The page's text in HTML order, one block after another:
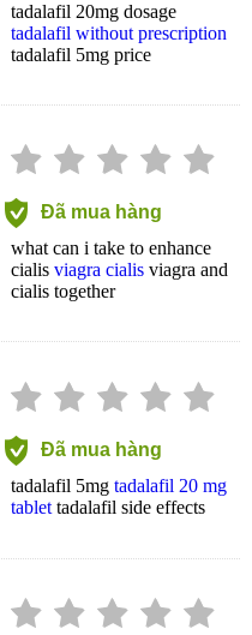
tadalafil 20mg dosage
tadalafil without prescription
tadalafil 5mg price
Đã mua hàng
what can i take to enhance
cialis viagra cialis viagra and
cialis together
Đã mua hàng
tadalafil 5mg tadalafil 20 mg
tablettadalafil side effects